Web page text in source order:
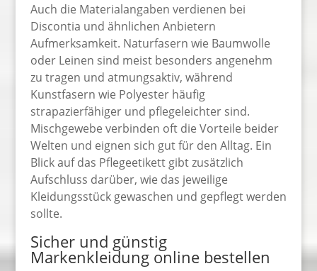
Auch die Materialangaben verdienen bei
Discontia und ähnlichen Anbietern
Aufmerksamkeit. Naturfasern wie Baumwolle
oder Leinen sind meist besonders angenehm
zu tragen und atmungsaktiv, während
Kunstfasern wie Polyester häufig
strapazierfähiger und pflegeleichter sind.
Mischgewebe verbinden oft die Vorteile beider
Welten und eignen sich gut für den Alltag. Ein
Blick auf das Pflegeetikett gibt zusätzlich
Aufschluss darüber, wie das jeweilige
Kleidungsstück gewaschen und gepflegt werden
sollte.
Sicher und günstig
Markenkleidung online bestellen